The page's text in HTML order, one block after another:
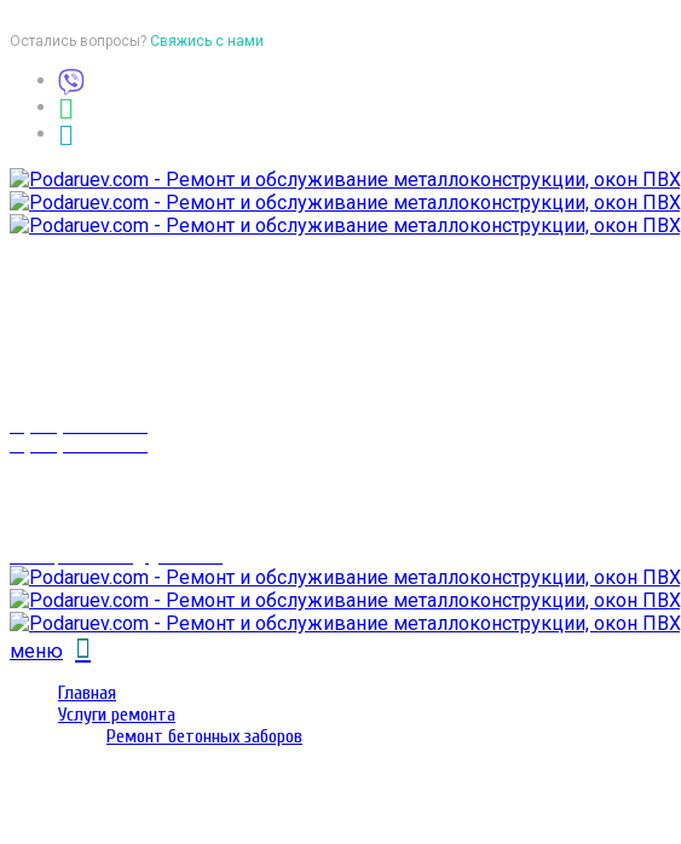
Остались вопросы? Свяжись с нами
меню
Главная
Услуги ремонта
Ремонт бетонных заборов